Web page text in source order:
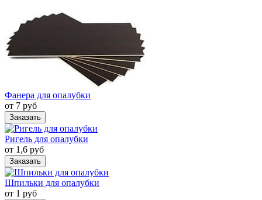
Фанера для опалубки
от 7 руб
Заказать
Ригель для опалубки
от 1,6 руб
Заказать
Шпильки для опалубки
от 1 руб